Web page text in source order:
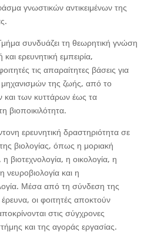
γνωστικών αντικειμένων της
συνδυάζει τη θεωρητική γνώση
ερευνητική εμπειρία,
τις απαραίτητες βάσεις για
της ζωής, από το
και των κυττάρων έως τα
βιοποικιλότητα.
ερευνητική δραστηριότητα σε
βιολογίας, όπως η μοριακή
η βιοτεχνολογία, η οικολογία, η
νευροβιολογία και η
Μέσα από τη σύνδεση της
οι φοιτητές αποκτούν
στις σύγχρονες
και της αγοράς εργασίας.